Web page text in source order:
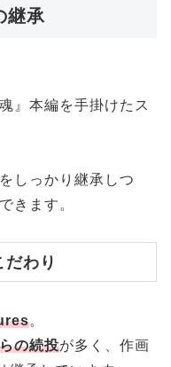
継承
』本編を手掛けたス
しっかり継承しつ
きます。
わり
。
の続投が多く、作画